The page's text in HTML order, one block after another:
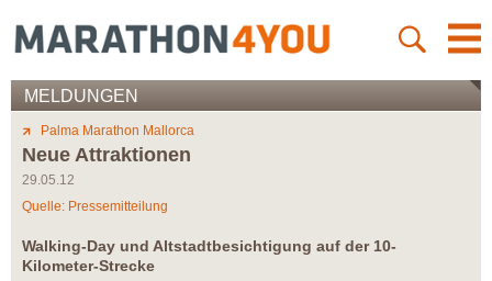
MELDUNGEN
Palma Marathon Mallorca
Neue Attraktionen
29.05.12
Quelle: Pressemitteilung
Walking-Day und Altstadtbesichtigung auf der 10-
Kilometer-Strecke